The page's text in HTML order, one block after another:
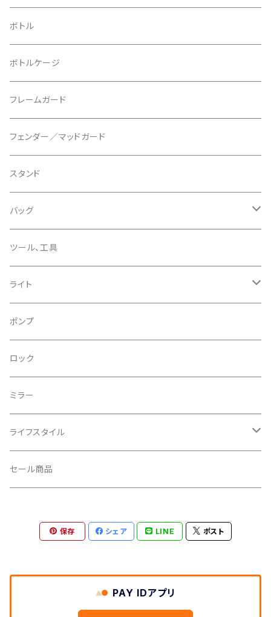
BURGTEC/バーグテック
BUSCH＋MULLER/ブッシュ＆ミュラー
CAMELBAK/キャメルバッグ
CERAMIC SPEED/セラミックスピード
CHRIS KING/クリスキング
CHROMAG/クロマグ
CHROME/クローム
CONTINENTAL/コンチネンタル
CRANE/クレーン
CRANKBROTHERS/クランクブラザーズ
CROSS SECTION/クロスセクション
CLIK/クリック
CUSH CORE/クッシュコア
DEFEET/デフィート
DIXNA/ディズナ
ブレーキローター
ブレーキパッド
ディレーラーハンガー
トップキャップ
ベル
ボトムブラケット
リアディレーラー
チェーン
フラットペダル
クリート
700c
29" / 27.5"
〜26"
タイヤインサート
リムテープ
チューブレスバルブ/ バルブキャップ
シーラント
ボトル
ボトルケージ
フレームガード
フェンダー／マッドガード
スタンド
バッグ
サドルバッグ
サコッシュ
バックパック
フレームバッグ
輪行袋
輪行小物
バイクカバー
その他
ツール、工具
ライト
フロントライト
テールライト
ポンプ
ロック
ミラー
ライフスタイル
キャップ
アクセサリー
セール商品
保存 シェア LINE ポスト
PAY IDアプリ